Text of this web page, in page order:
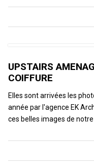
UPSTAIRS
COIFFURE
Elles sont arrivées les
année par l'agence EK
ces belles images de